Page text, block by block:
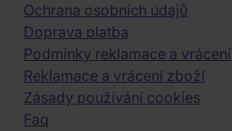
Ochrana osobních údajů
Doprava platba
Podmínky reklamace a vrácení
Reklamace a vrácení zboží
Zásady používání cookies
Faq